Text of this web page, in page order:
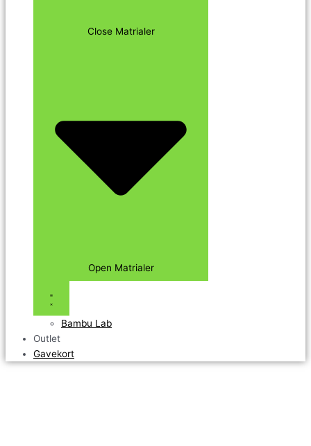
Close Matrialer
Open Matrialer
Bambu Lab
Outlet
Gavekort